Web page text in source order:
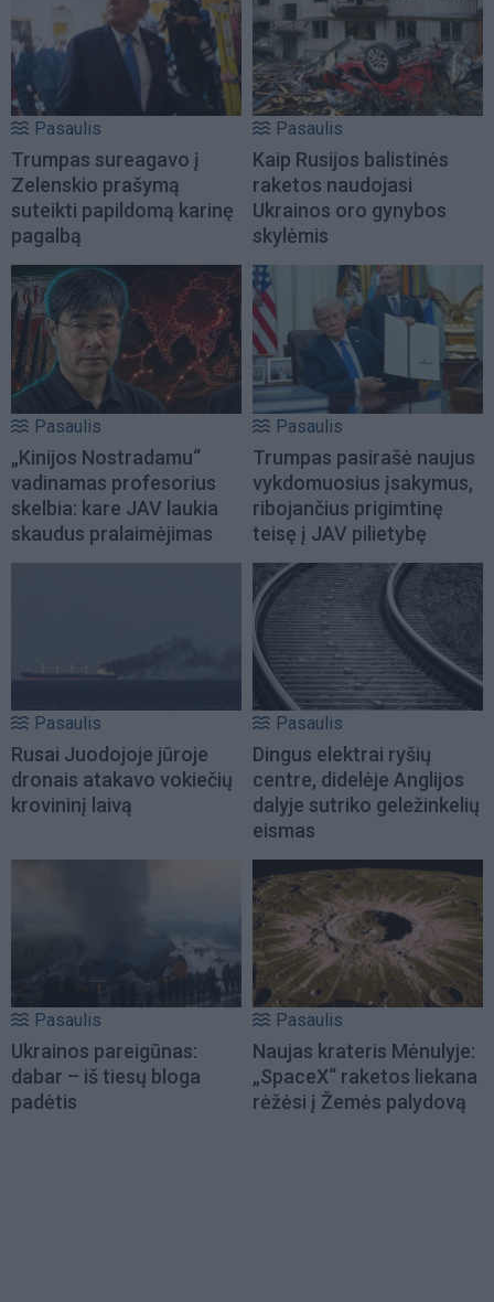
Pasaulis
Trumpas sureagavo į
Zelenskio prašymą
suteikti papildomą karinę
pagalbą
Pasaulis
Kaip Rusijos balistinės
raketos naudojasi
Ukrainos oro gynybos
skylėmis
Pasaulis
„Kinijos Nostradamu“
vadinamas profesorius
skelbia: kare JAV laukia
skaudus pralaimėjimas
Pasaulis
Trumpas pasirašė naujus
vykdomuosius įsakymus,
ribojančius prigimtinę
teisę į JAV pilietybę
Pasaulis
Rusai Juodojoje jūroje
dronais atakavo vokiečių
krovininį laivą
Pasaulis
Dingus elektrai ryšių
centre, didelėje Anglijos
dalyje sutriko geležinkelių
eismas
Pasaulis
Ukrainos pareigūnas:
dabar – iš tiesų bloga
padėtis
Pasaulis
Naujas krateris Mėnulyje:
„SpaceX“ raketos liekana
rėžėsi į Žemės palydovą